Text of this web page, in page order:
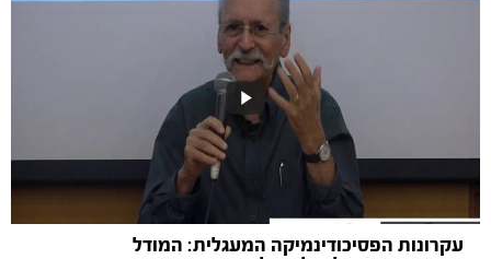
עקרונות הפסיכודינמיקה המעגלית: המודל